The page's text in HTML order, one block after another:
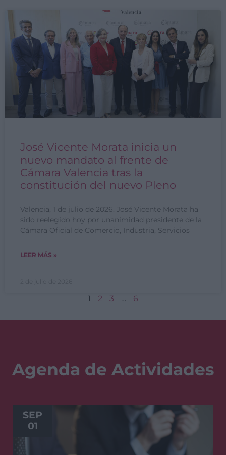
José Vicente Morata inicia un
nuevo mandato al frente de
Cámara Valencia tras la
constitución del nuevo Pleno
Valencia, 1 de julio de 2026. José Vicente Morata ha
sido reelegido hoy por unanimidad presidente de la
Cámara Oficial de Comercio, Industria, Servicios
LEER MÁS »
1 2 3 … 6
Agenda de Actividades
SEP
01